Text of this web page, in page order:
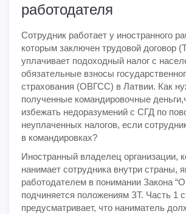
работодателя
Сотрудник работает у иностранного
которым заключен трудовой договор
уплачивает подоходный налог с
обязательные взносы
страхования (ОВГСС) в Латвии. Как
полученные командировочные
избежать недоразумений с СГД по
неуплаченных налогов, если
в командировках?
Иностранный владелец организации,
нанимает сотрудника внутри страны,
работодателем в понимании Закона
подчиняется положениям ЗТ. Часть 1
предусматривает, что наниматель